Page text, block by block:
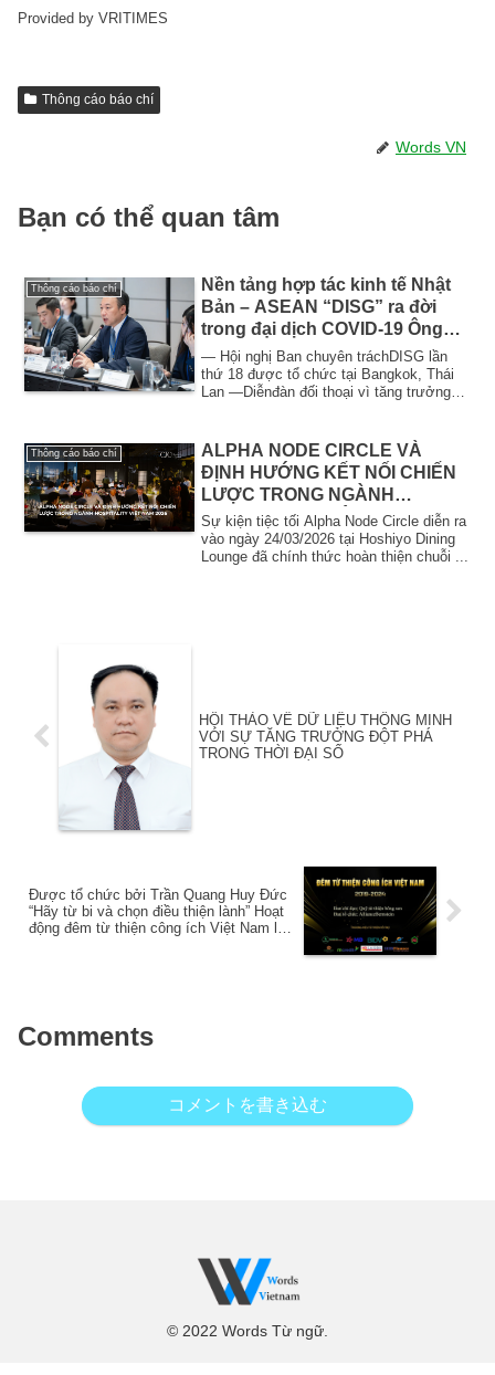
Provided by VRITIMES
Thông cáo báo chí
Words VN
Bạn có thể quan tâm
Thông cáo báo chí
Nền tảng hợp tác kinh tế Nhật
Bản – ASEAN “DISG” ra đời
trong đại dịch COVID-19 Ông
Kuremura Masuo, cựu Thư ký
Điều hành của Bộ trưởng Bộ
Kinh tế, Thương mại và Công
Chủ tịch
— Hội nghị Ban chuyên tráchDISG lần
thứ 18 được tổ chức tại Bangkok, Thái
Lan —Diễnđàn đối thoại vì tăng trưởng
Thông cáo báo chí
ALPHA NODE CIRCLE VÀ
ĐỊNH HƯỚNG KẾT NỐI CHIẾN
LƯỢC TRONG NGÀNH
HOSPITALITY VIỆT NAM 2026
Sự kiện tiệc tối Alpha Node Circle diễn ra
vào ngày 24/03/2026 tại Hoshiyo Dining
Lounge đã chính thức hoàn thiện chuỗi ...
HỘI THẢO VỀ DỮ LIỆU THÔNG MINH
VỚI SỰ TĂNG TRƯỞNG ĐỘT PHÁ
TRONG THỜI ĐẠI SỐ
Được tổ chức bởi Trần Quang Huy Đức
“Hãy từ bi và chọn điều thiện lành” Hoạt
động đêm từ thiện công ích Việt Nam lần
Comments
コメントを書き込む
© 2022 Words Từ ngữ.